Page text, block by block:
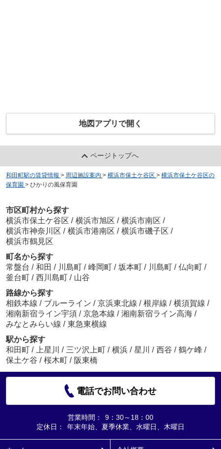
地図アプリで開く
ページトップへ
和田町駅の賃貸情報 > 周辺施設案内 > 横浜市保土ケ谷区 > 横浜市保土ケ谷区の
保育園 > ひかりの風保育園
市区町村から探す
横浜市保土ケ谷区 / 横浜市旭区 / 横浜市南区 /
横浜市神奈川区 / 横浜市港南区 / 横浜市磯子区 /
横浜市鶴見区
町名から探す
常盤台 / 和田 / 川島町 / 峰岡町 / 坂本町 / 川島町 / 仏向町 /
釜台町 / 西川島町 / 山谷
路線から探す
相鉄本線 / ブルーライン / 京浜東北線 / 根岸線 / 横須賀線 /
湘南新宿ライン宇須 / 京急本線 / 湘南新宿ライン高海 /
みなとみらい線 / 東急東横線
駅から探す
和田町 / 上星川 / 三ツ沢上町 / 横浜 / 星川 / 西谷 / 鶴ケ峰 /
保土ケ谷 / 桜木町 / 阪東橋
電話でお問い合わせ
営業時間：
9：30～18：00
定休日：
年末年始、夏季休業、水曜日、木曜日